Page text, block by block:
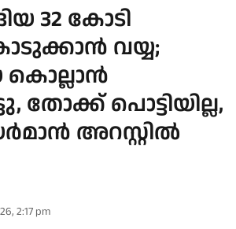
32 കോടി
വയ്യ;
തോക്ക് പൊട്ടിയില്ല,
അറസ്റ്റില്‍
2:17 pm